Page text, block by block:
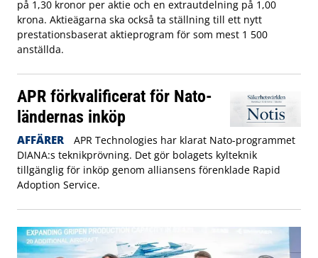
på 1,30 kronor per aktie och en extrautdelning på 1,00
krona. Aktieägarna ska också ta ställning till ett nytt
prestationsbaserat aktieprogram för som mest 1 500
anställda.
APR förkvalificerat för Nato-
ländernas inköp
AFFÄRER
APR Technologies har klarat Nato-programmet
DIANA:s teknikprövning. Det gör bolagets kylteknik
tillgänglig för inköp genom alliansens förenklade Rapid
Adoption Service.